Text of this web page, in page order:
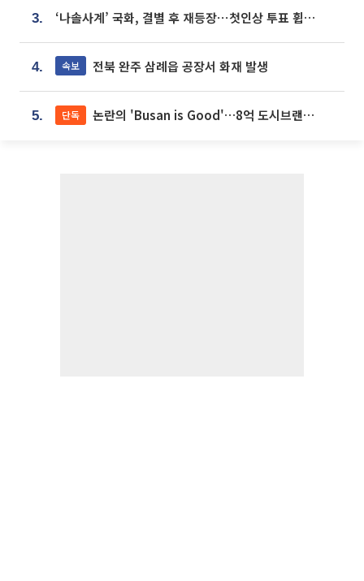
3. ‘나솔사계’ 국화, 결별 후 재등장⋯첫인상 투표 휩쓸고 ‘인기녀’ 등극
4. 속보 전북 완주 삼례읍 공장서 화재 발생
5. 단독 논란의 'Busan is Good'…8억 도시브랜드, 용산 대통령실 CI 업체가 수행